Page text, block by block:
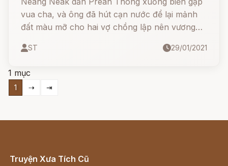
vua cha, và ông đã hút cạn nước để lại mảnh
đất màu mỡ cho hai vợ chồng lập nên vương
công chúa rắn thần naga chính là dân tộc
ST 29/01/2021
1 mục
1 ⇢ ⇥
Truyện Xưa Tích Cũ